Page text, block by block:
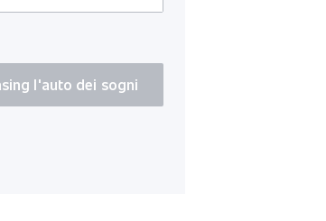
l'auto dei sogni